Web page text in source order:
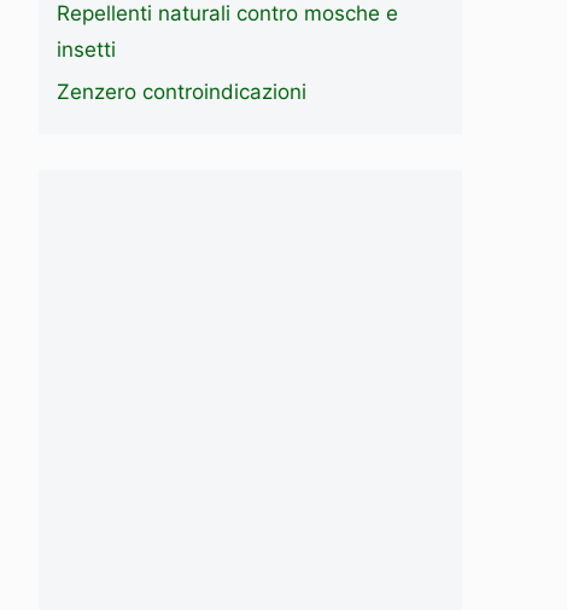
Repellenti naturali contro mosche e
insetti
Zenzero controindicazioni